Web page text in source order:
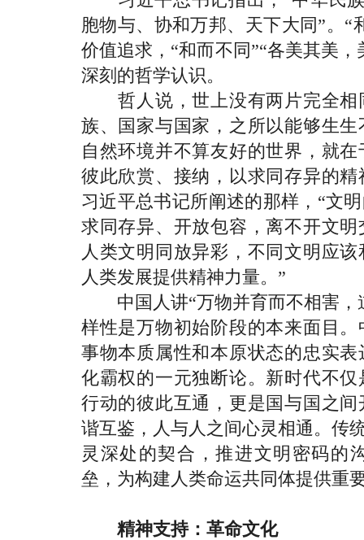
胞物与、协和万邦、天下大同”。“
价值追求，“和而不同”“各美其美
深刻的哲学认识。
哲人说，世上没有两片完全相
族、国家与国家，之所以能够生
自然环境并不算友好的世界，就
彼此欣赏、接纳，以求同存异的
习近平总书记所阐述的那样，“文
求同存异、开放包容，离不开文
人类文明同放异彩，不同文明应
人类发展提供精神力量。”
中国人讲“万物并育而不相害，
样性是万物初始阶段的本来面目
事物本质属性和本原状态的忠实
化霸权的一元独断论。新时代不
行动的彼此互通，更是国与国之
谐互鉴，人与人之间心灵相通。传
灵深处的契合，推进文明密码的
垒，为构建人类命运共同体提供重
精神支持：革命文化